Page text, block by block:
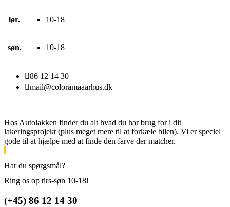
lør. 10-18
søn. 10-18
86 12 14 30
mail@coloramaaarhus.dk
Hos Autolakken finder du alt hvad du har brug for i dit
lakeringsprojekt (plus meget mere til at forkæle bilen). Vi er speciel
gode til at hjælpe med at finde den farve der matcher.
Har du spørgsmål?
Ring os op tirs-søn 10-18!
(+45) 86 12 14 30